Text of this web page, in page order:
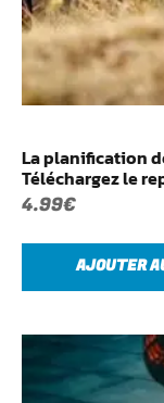
La planification
Téléchargez le
4.99€
AJOUTER